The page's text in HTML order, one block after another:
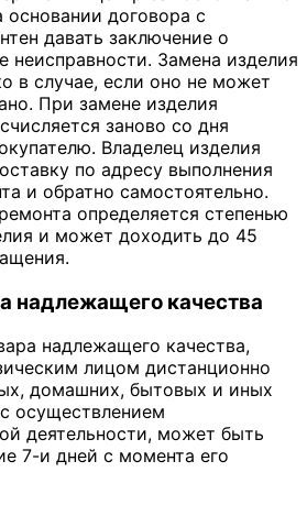
договора с
давать заключение о
неисправности. Замена изделия
в случае, если оно не может
При замене изделия
заново со дня
Владелец изделия
по адресу выполнения
и обратно самостоятельно.
определяется степенью
и может доходить до 45
надлежащего качества
надлежащего качества,
лицом дистанционно
домашних, бытовых и иных
осуществлением
деятельности, может быть
7-и дней с момента его